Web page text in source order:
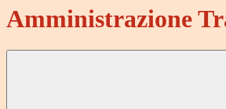
Amministrazione